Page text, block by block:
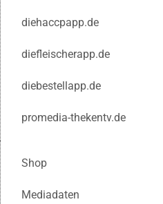
diehaccpapp.de
diefleischerapp.de
diebestellapp.de
promedia-thekentv.de
Shop
Mediadaten